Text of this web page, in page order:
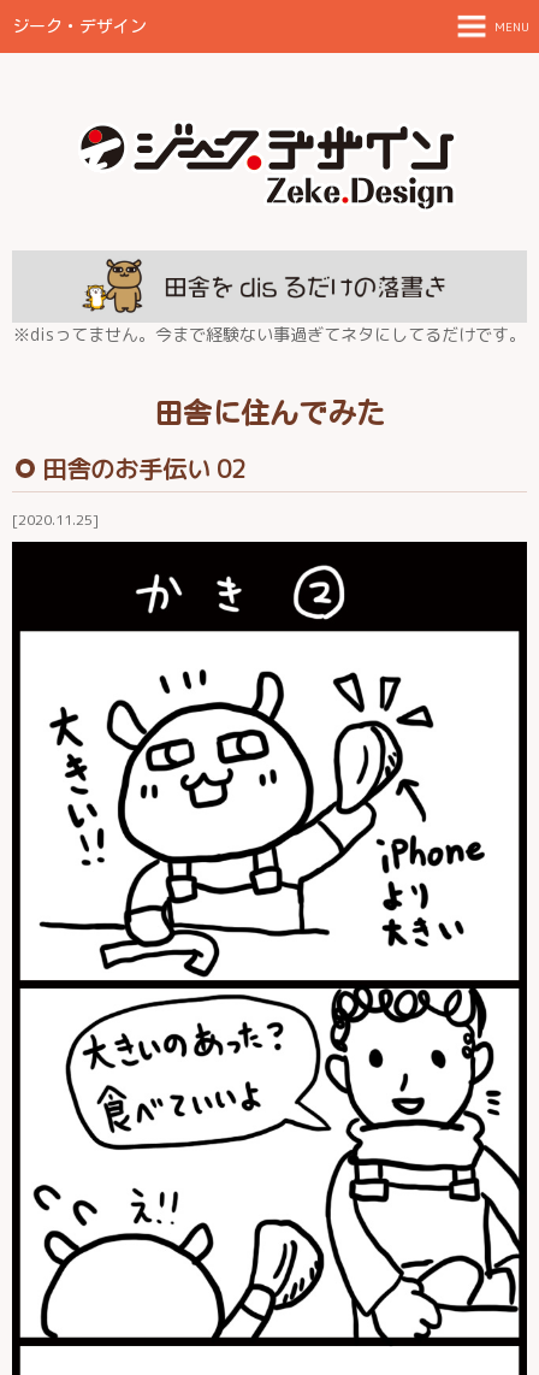
ジーク・デザイン MENU
ご案内とお願い
放浪日記
※disってません。今まで経験ない事過ぎてネタにしてるだけです。
田舎に住んでみた
2020.11.25
田舎のお手伝い 02